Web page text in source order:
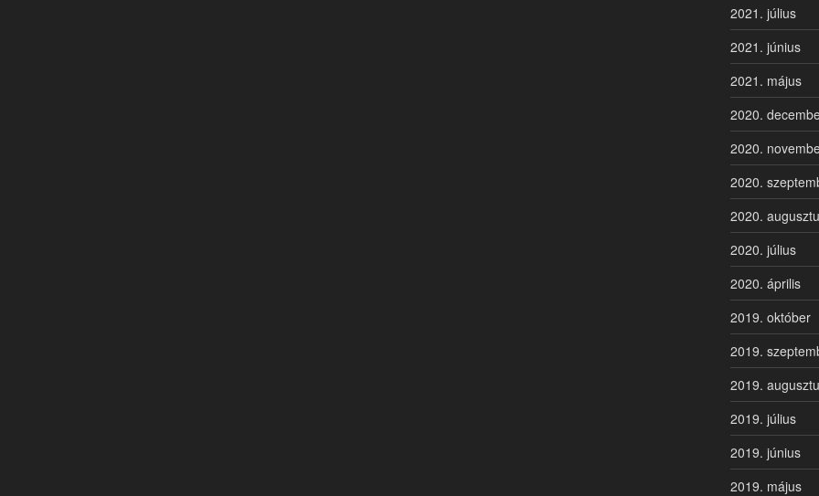
2021. július
2021. június
2021. május
2020.
2020.
2020.
2020.
2020. július
2020. április
2019. október
2019.
2019.
2019. július
2019. június
2019. május